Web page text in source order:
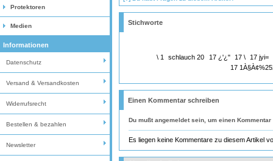
Protektoren
Medien
Informationen
Datenschutz
Versand & Versandkosten
Widerrufsrecht
Bestellen & bezahlen
Newsletter
Stichworte
\ 1 schlauch 20 17 ¿'¿" 17 \
17 jyi=
17
Einen Kommentar schreiben
Du mußtangemeldetsein, um einen Kommentar
Es liegen keine Kommentare zu diesem Artikel